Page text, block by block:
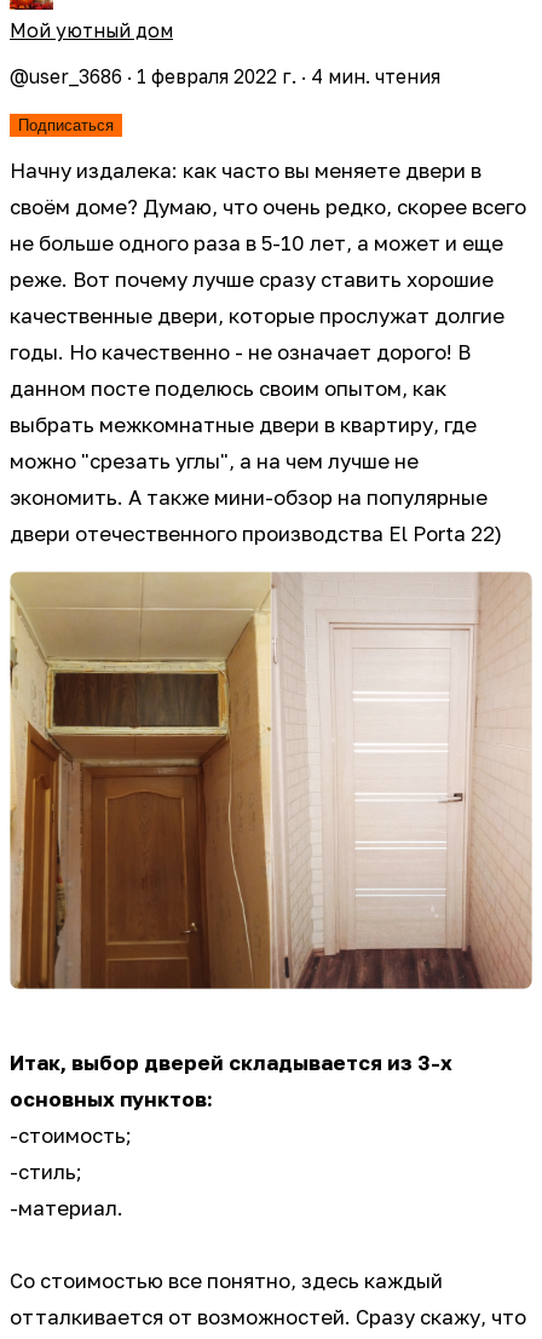
Мой уютный дом
@user_3686 · 1 февраля 2022 г. · 4 мин. чтения
Подписаться
Начну издалека: как часто вы меняете двери в
своём доме? Думаю, что очень редко, скорее всего
не больше одного раза в 5-10 лет, а может и еще
реже. Вот почему лучше сразу ставить хорошие
качественные двери, которые прослужат долгие
годы. Но качественно - не означает дорого! В
данном посте поделюсь своим опытом, как
выбрать межкомнатные двери в квартиру, где
можно "срезать углы", а на чем лучше не
экономить. А также мини-обзор на популярные
двери отечественного производства El Porta 22)
Итак, выбор дверей складывается из 3-х
основных пунктов:
-стоимость;
-стиль;
-материал.
Со стоимостью все понятно, здесь каждый
отталкивается от возможностей. Сразу скажу, что